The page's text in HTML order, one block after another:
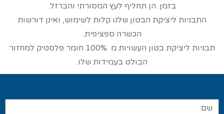
בזמן. הן תחליף לעץ המסורתי והברזל.
התבניות ליציקת הבטון שלנו קלות לשימוש, ואינן דורשות
הכשרה ספציפית.
תבניות ליציקת בטון העשויות מ 100% חומר פלסטיק למחזור
הבולט בעמידות שלו.